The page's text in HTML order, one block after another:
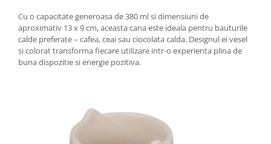
Cu o capacitate generoasa de 380 ml si dimensiuni de
aproximativ 13 x 9 cm, aceasta cana este ideala pentru bauturile
calde preferate – cafea, ceai sau ciocolata calda. Designul ei vesel
si colorat transforma fiecare utilizare intr-o experienta plina de
buna dispozitie si energie pozitiva.